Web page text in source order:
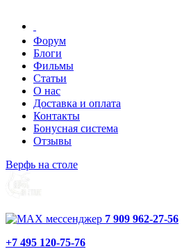
Форум
Блоги
Фильмы
Статьи
О нас
Доставка и оплата
Контакты
Бонусная система
Отзывы
Верфь на столе
7 909 962-27-56
+7 495 120-75-76